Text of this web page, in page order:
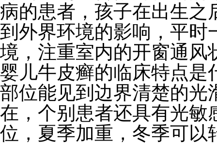
病的患者，孩子在出生之
到外界环境的影响，平时
境，注重室内的开窗通风
婴儿牛皮癣的临床特点是
部位能见到边界清楚的光
在，个别患者还具有光敏
位，夏季加重，冬季可以